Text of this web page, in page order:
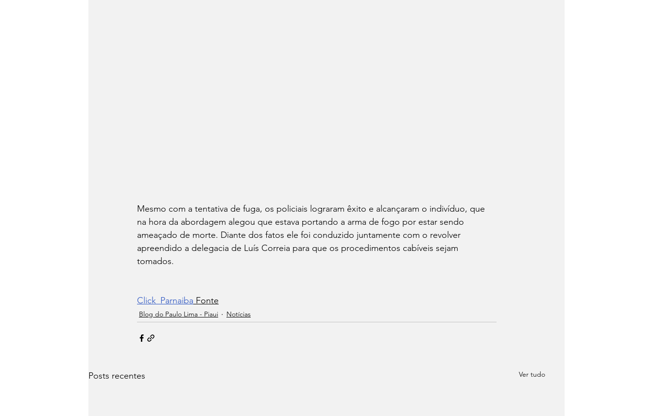
Mesmo com a tentativa de fuga, os policiais lograram êxito e alcançaram o indivíduo, que
na hora da abordagem alegou que estava portando a arma de fogo por estar sendo
ameaçado de morte. Diante dos fatos ele foi conduzido juntamente com o revolver
apreendido a delegacia de Luís Correia para que os procedimentos cabíveis sejam
tomados.
Click_Parnaiba Fonte
Blog do Paulo Lima - Piaui Notícias
Posts recentes Ver tudo